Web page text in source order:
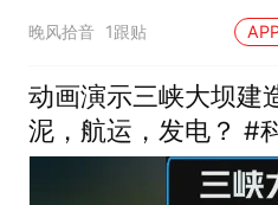
R&B铺路人
晚风拾音 1跟贴
动画演示三峡大坝建
泥，航运，发电？ #